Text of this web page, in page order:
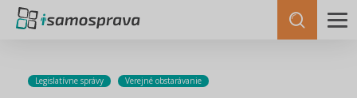
Legislatívne správy Verejné obstarávanie